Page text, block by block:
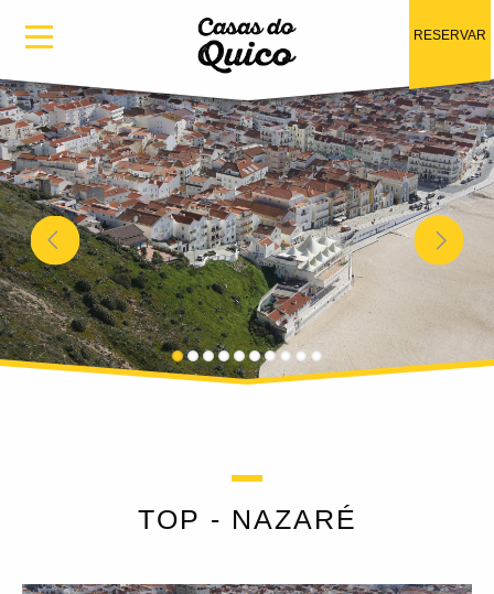
RESERVAR
Anterior
TOP - NAZARÉ